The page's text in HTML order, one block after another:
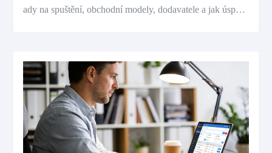
ady na spuštění, obchodní modely, dodavatele a jak úspěšn